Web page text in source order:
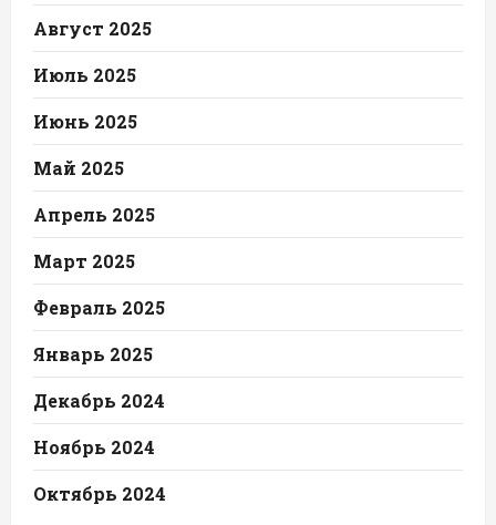
Август 2025
Июль 2025
Июнь 2025
Май 2025
Апрель 2025
Март 2025
Февраль 2025
Январь 2025
Декабрь 2024
Ноябрь 2024
Октябрь 2024